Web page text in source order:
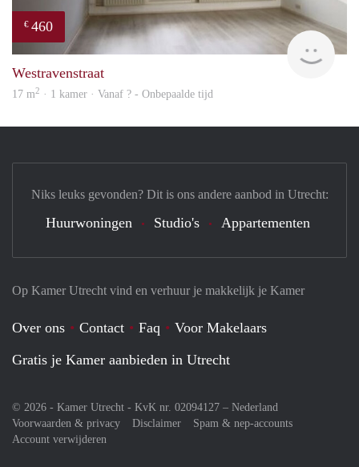
€ 460
Westravenstraat
17 m2 · 1 kamer · Vanaf ? - Onbepaalde tijd
Op Kamer Utrecht vind en verhuur je makkelijk je Kamer
Over ons Contact Faq
Voor Makelaars
Gratis je Kamer aanbieden in Utrecht
© 2026 - Kamer Utrecht - KvK nr. 02094127 – Nederland
Voorwaarden & privacy
Disclaimer
Spam & nep-accounts
Account verwijderen
Niks leuks gevonden? Dit is ons andere aanbod in Utrecht:
Huurwoningen Studio's Appartementen